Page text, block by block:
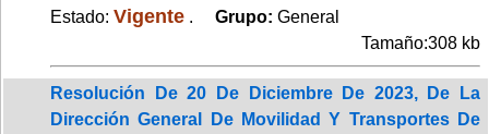
Estado: Vigente . Grupo: General
Tamaño:308 kb
Resolución De 20 De Diciembre De 2023, De La
Dirección General De Movilidad Y Transportes De